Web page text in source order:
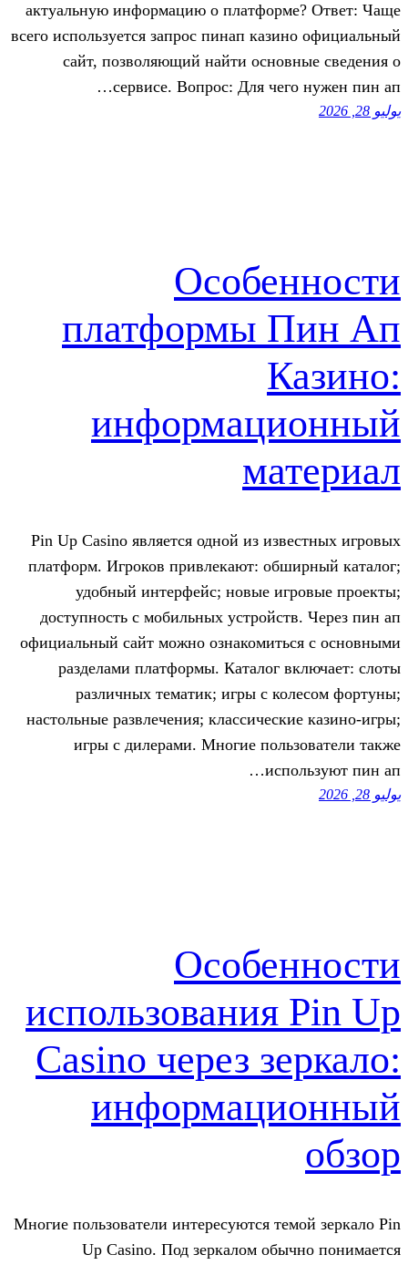
актуальную информацию о
всего используется запрос пинап
сайт, позволяющий найти
сервисе. Вопрос: Для
платформы
Pin Up Casino является одной из
платформ. Игроков привлекают:
удобный интерфейс; новые
доступность с мобильных
официальный сайт можно
разделами платформы. Каталог
различных тематик; игры с
настольные развлечения;
игры с дилерами. Многие
Casino через
Многие пользователи интересуются
Up Casino. Под зеркалом